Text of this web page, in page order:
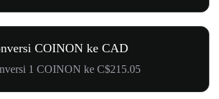
COINON ke CAD
1 COINON ke C$215.05